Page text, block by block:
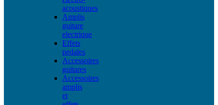
acoustiques
Amplis
guitare
electrique
Effets
pedales
Accessoires
guitares
Accessoires
amplis
et